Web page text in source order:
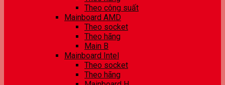
Theo công suất
Mainboard AMD
Theo socket
Theo hãng
Main B
Mainboard Intel
Theo socket
Theo hãng